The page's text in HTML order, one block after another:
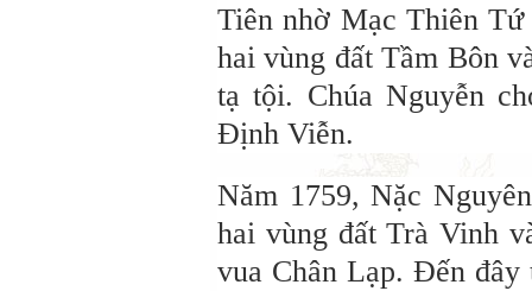
Tiên nhờ Mạc Thiên
hai vùng đất Tầm Bôn
tạ tội. Chúa Nguyễn
Định Viễn.
Năm 1759, Nặc
hai vùng đất Trà Vinh
vua Chân Lạp. Đến